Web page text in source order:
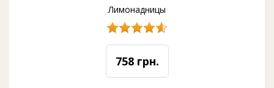
Лимонадницы
758 грн.